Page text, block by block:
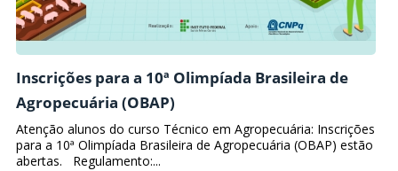
Inscrições para a 10ª Olimpíada Brasileira de
Agropecuária (OBAP)
Atenção alunos do curso Técnico em Agropecuária: Inscrições
para a 10ª Olimpíada Brasileira de Agropecuária (OBAP) estão
abertas. Regulamento:...